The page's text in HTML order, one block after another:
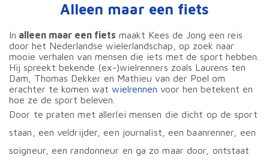
Alleen maar een fiets
In alleen maar een fiets maakt Kees de Jong een reis
door het Nederlandse wielerlandschap, op zoek naar
mooie verhalen van mensen die iets met de sport hebben.
Hij spreekt bekende (ex-)wielrenners zoals Laurens ten
Dam, Thomas Dekker en Mathieu van der Poel om
erachter te komen wat wielrennen voor hen betekent en
hoe ze de sport beleven.
Door te praten met allerlei mensen die dicht op de sport
staan, een veldrijder, een journalist, een baanrenner, een
soigneur, een randonneur en ga zo maar door, ontstaat